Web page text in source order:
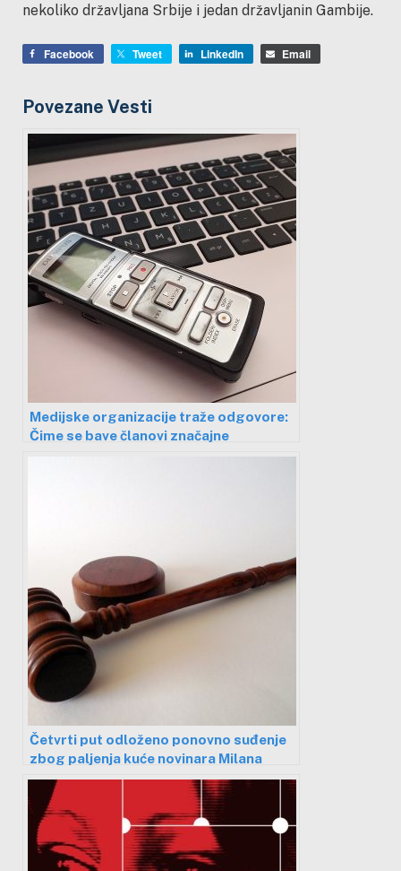
nekoliko državljana Srbije i jedan državljanin Gambije.
Facebook Tweet LinkedIn Email
Povezane Vesti
Medijske organizacije traže odgovore:
Čime se bave članovi značajne
„medijske snage”?
Četvrti put odloženo ponovno suđenje
zbog paljenja kuće novinara Milana
Jovanovića